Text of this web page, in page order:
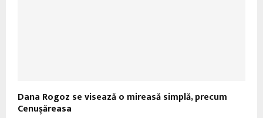
Dana Rogoz se visează o mireasă simplă, precum
Cenușăreasa